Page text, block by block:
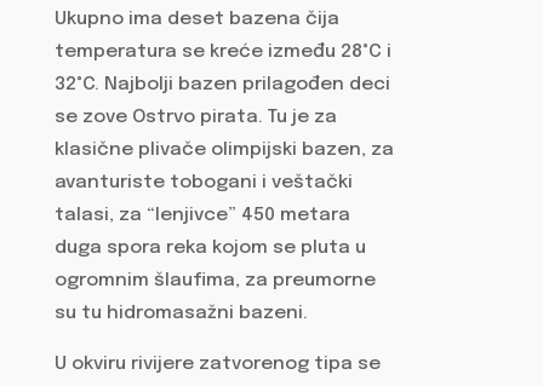
Ukupno ima deset bazena čija
temperatura se kreće između 28°C i
32°C. Najbolji bazen prilagođen deci
se zove Ostrvo pirata. Tu je za
klasične plivače olimpijski bazen, za
avanturiste tobogani i veštački
talasi, za “lenjivce” 450 metara
duga spora reka kojom se pluta u
ogromnim šlaufima, za preumorne
su tu hidromasažni bazeni.
U okviru rivijere zatvorenog tipa se